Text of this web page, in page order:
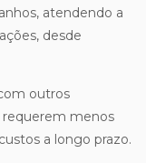
atendendo a
desde
outros
requerem menos
a longo prazo.